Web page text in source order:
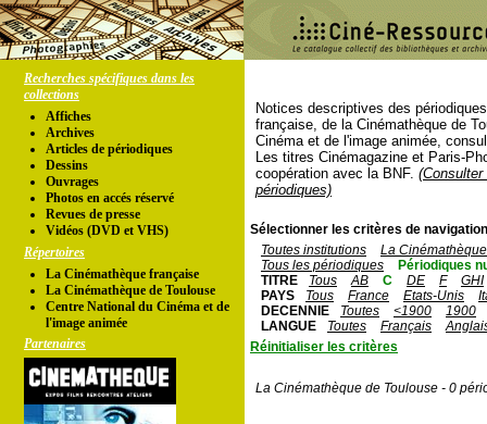
Recherches spécifiques dans les
collections
Affiches
Archives
Articles de périodiques
Dessins
Ouvrages
Photos en accés réservé
Revues de presse
Vidéos (DVD et VHS)
Répertoires
La Cinémathèque française
La Cinémathèque de Toulouse
Centre National du Cinéma et de
l'image animée
Partenaires
Notices descriptives des
française, de la Cinémathèque de
Cinéma et de l'image animée,
Les titres Cinémagazine et Paris-
coopération avec la BNF.
périodiques)
Sélectionner les critères de
Toutes institutions
La
Tous les périodiques
Périodiques
TITRE
Tous AB C DE F
GHI
PAYS
Tous France Etats-Unis
DECENNIE
Toutes <1900
1900
LANGUE
Toutes Français
Réinitialiser les critères
La Cinémathèque de Toulouse - 0